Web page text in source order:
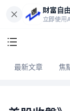
財富自由
立即使用
最新文章 焦